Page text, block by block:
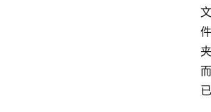
文
件
夹
而
已